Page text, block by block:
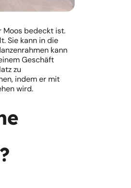
Moos bedeckt ist.
Sie kann in die
kann
Geschäft
zu
indem er mit
wird.